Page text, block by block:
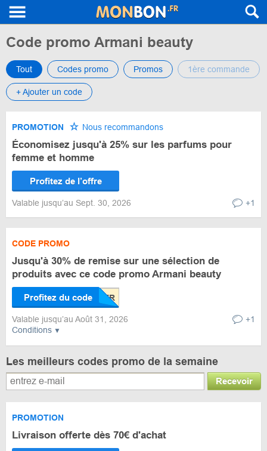
Code promo Armani beauty
Tout Codes promo Promos 1ère commande
+ Ajouter un code
PROMOTION Nous recommandons
Économisez jusqu'à 25% sur les parfums pour
femme et homme
Profitez de l’offre
Valable jusqu’au Sept. 30, 2026 +1
Conditions
CODE PROMO
Jusqu'à 30% de remise sur une sélection de
produits avec ce code promo Armani beauty
Profitez du code
Valable jusqu’au Août 31, 2026 +1
Les meilleurs codes promo de la semaine
Recevoir
PROMOTION
Livraison offerte dès 70€ d'achat